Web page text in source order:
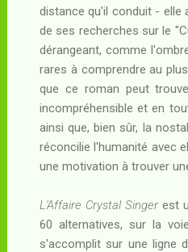
distance qu'il conduit - elle
de ses recherches sur le
dérangeant, comme
rares à comprendre au
que ce roman peut
incompréhensible et en
ainsi que, bien sûr, la
réconcilie l'humanité avec
une motivation à trouver
L'Affaire Crystal Singerest
60 alternatives, sur la
s'accomplit sur une ligne